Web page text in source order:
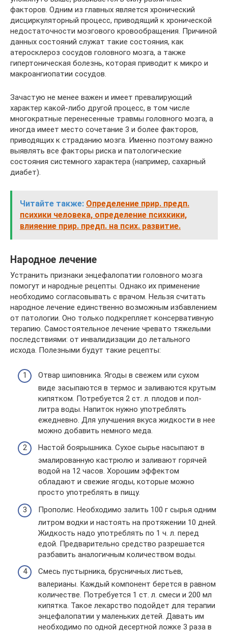
факторов. Одним из главных является хронический
дисциркуляторный процесс, приводящий к хронической
недостаточности мозгового кровообращения. Причиной
данных состояний служат такие состояния, как
атеросклероз сосудов головного мозга, а также
гипертоническая болезнь, которая приводит к микро и
макроангиопатии сосудов.
Зачастую не менее важен и имеет превалирующий
характер какой-либо другой процесс, в том числе
многократные перенесенные травмы головного мозга, а
иногда имеет место сочетание 3 и более факторов,
приводящих к страданию мозга. Именно поэтому важно
выявлять все факторы риска и патологические
состояния системного характера (например, сахарный
диабет).
Читайте также: Определение прир. предп.
психики человека, определение психкики,
влияение прир. предп. на псих. развитие.
Народное лечение
Устранить признаки энцефалопатии головного мозга
помогут и народные рецепты. Однако их применение
необходимо согласовывать с врачом. Нельзя считать
народное лечение единственно возможным избавлением
от патологии. Оно только подкрепляет консервативную
терапию. Самостоятельное лечение чревато тяжелыми
последствиями: от инвалидизации до летального
исхода. Полезными будут такие рецепты:
Отвар шиповника. Ягоды в свежем или сухом
виде засыпаются в термос и заливаются крутым
кипятком. Потребуется 2 ст. л. плодов и пол-
литра воды. Напиток нужно употреблять
ежедневно. Для улучшения вкуса жидкости в нее
можно добавить немного меда.
Настой боярышника. Сухое сырье насыпают в
эмалированную кастрюлю и заливают горячей
водой на 12 часов. Хорошим эффектом
обладают и свежие ягоды, которые можно
просто употреблять в пищу.
Прополис. Необходимо залить 100 г сырья одним
литром водки и настоять на протяжении 10 дней.
Жидкость надо употреблять по 1 ч. л. перед
едой. Предварительно средство разрешается
разбавить аналогичным количеством воды.
Смесь пустырника, брусничных листьев,
валерианы. Каждый компонент берется в равном
количестве. Потребуется 1 ст. л. смеси и 200 мл
кипятка. Такое лекарство подойдет для терапии
энцефалопатии у маленьких детей. Давать им
необходимо по одной десертной ложке 3 раза в